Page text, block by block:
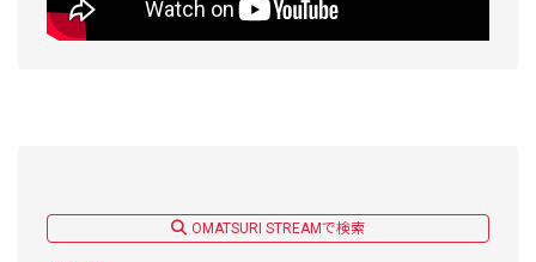
OMATSURI STREAMで検索